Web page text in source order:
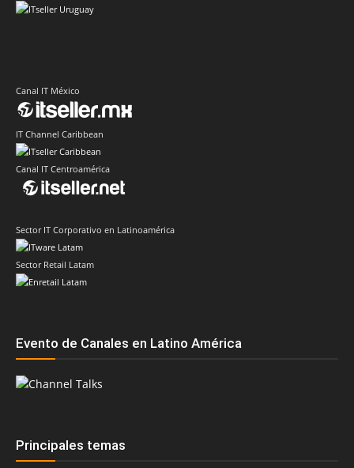
Canal IT México
IT Channel Caribbean
Canal IT Centroamérica
Sector IT Corporativo en Latinoamérica
Sector Retail Latam
Evento de Canales en Latino América
Principales temas